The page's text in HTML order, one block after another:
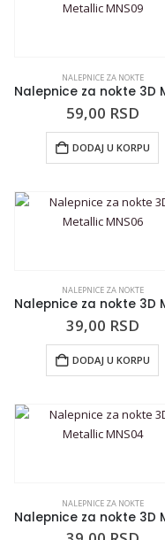
NALEPNICE ZA NOKTE
59,00 RSD
DODAJ U KORPU
NALEPNICE ZA NOKTE
39,00 RSD
DODAJ U KORPU
NALEPNICE ZA NOKTE